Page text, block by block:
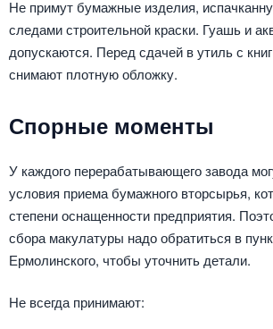
Не примут бумажные изделия,
следами строительной краски. Гуашь и
допускаются. Перед сдачей в утиль с
снимают плотную обложку.
Спорные моменты
У каждого перерабатывающего завода
условия приема бумажного вторсырья,
степени оснащенности предприятия.
сбора макулатуры надо обратиться в
Ермолинского, чтобы уточнить детали.
Не всегда принимают: